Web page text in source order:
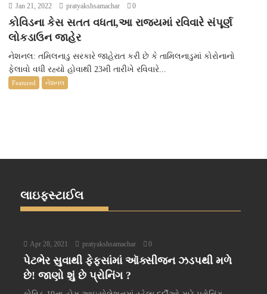
Jan 21, 2022 pratyakshsamachar 0
કોવિડના કેસ સતત વધતા,આ રાજ્યમાં રવિવારે સંપૂર્ણ
લોકડાઉન જાહેર
નેશનલ: તમિલનાડુ સરકારે જાહેરાત કરી છે કે તામિલનાડુમાં કોરોનાનો
ફેલાવો વધી રહ્યો હોવાથી 23મી તારીખે રવિવારે...
Featured નેશનલ
લાઇફસ્ટાઈલ
Apr 28, 2021 pratyakshsamachar 0
પેટભેર સુવાથી ફેફસાંમાં ઑક્સીજન ઝડપથી મળે
છે! જાણો શું છે પ્રોનિંગ ?